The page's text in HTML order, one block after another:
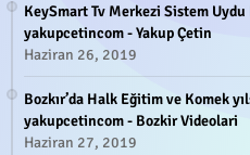
KeySmart Tv Merkezi Sistem
yakupcetincom - Yakup Çetin
Haziran 26, 2019
Bozkır’da Halk Eğitim ve Komek
yakupcetincom - Bozkir Videolari
Haziran 27, 2019